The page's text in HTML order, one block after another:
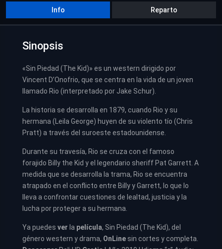
Info Reparto
Sinopsis
«Sin Piedad (The Kid)» es un western dirigido por
Vincent D’Onofrio, que se centra en la vida de un joven
llamado Rio (interpretado por Jake Schur).
La historia se desarrolla en 1879, cuando Rio y su
hermana (Leila George) huyen de su violento tío (Chris
Pratt) a través del suroeste estadounidense.
Durante su travesía, Rio se cruza con el famoso
forajido Billy the Kid y el legendario sheriff Pat Garrett. A
medida que se desarrolla la trama, Rio se encuentra
atrapado en el conflicto entre Billy y Garrett, lo que lo
lleva a confrontar cuestiones de lealtad, justicia y la
lucha por proteger a su hermana.
Ya puedes ver la película, Sin Piedad (The Kid), del
género western y drama, OnLine sin cortes y completa.